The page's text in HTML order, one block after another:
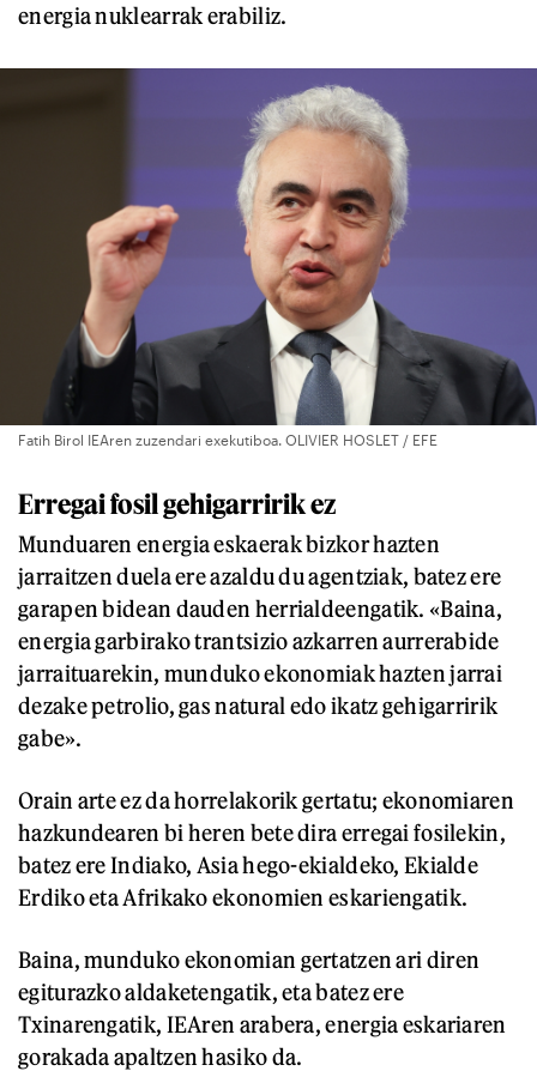
energia nuklearrak erabiliz.
Fatih Birol IEAren zuzendari exekutiboa. OLIVIER HOSLET / EFE
Erregai fosil gehigarririk ez
Munduaren energia eskaerak bizkor hazten
jarraitzen duela ere azaldu du agentziak, batez ere
garapen bidean dauden herrialdeengatik. «Baina,
energia garbirako trantsizio azkarren aurrerabide
jarraituarekin, munduko ekonomiak hazten jarrai
dezake petrolio, gas natural edo ikatz gehigarririk
gabe».
Orain arte ez da horrelakorik gertatu; ekonomiaren
hazkundearen bi heren bete dira erregai fosilekin,
batez ere Indiako, Asia hego-ekialdeko, Ekialde
Erdiko eta Afrikako ekonomien eskariengatik.
Baina, munduko ekonomian gertatzen ari diren
egiturazko aldaketengatik, eta batez ere
Txinarengatik, IEAren arabera, energia eskariaren
gorakada apaltzen hasiko da.